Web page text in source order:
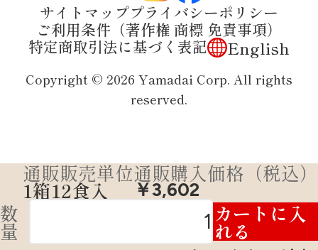
通販販売単位
1箱12食入
通販購入価格（税込）
￥3,602
数
量
カートに入
れる
サイトマッププライバシーポリシー
ご利用条件（著作権 商標 免責事項）
特定商取引法に基づく表記
English
Copyright © 2026 Yamadai Corp. All rights
reserved.